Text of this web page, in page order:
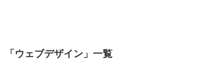
「 ウェブデザイン 」 一覧